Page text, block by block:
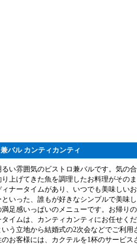
バル カンティカンティ
い雰囲気のビストロ兼バルです。気の
上げてきた魚を調理したお料理がその
ナータイムがあり、いつでも美味しい
いった、誰もが好きなシンプルで美味
足感いっぱいのメニューです。お帰り
イムは、カンティカンティにお任せくだ
う立地から結婚式の2次会などでご利
お客様には、カクテルを1杯のサービ